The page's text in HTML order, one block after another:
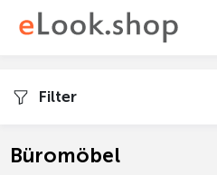
Filter
Büromöbel